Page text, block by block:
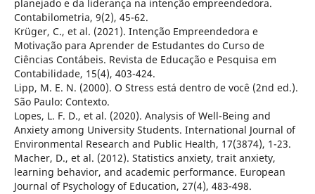
planejado e da liderança na intenção empreendedora.
Contabilometria, 9(2), 45-62.
Krüger, C., et al. (2021). Intenção Empreendedora e
Motivação para Aprender de Estudantes do Curso de
Ciências Contábeis. Revista de Educação e Pesquisa em
Contabilidade, 15(4), 403-424.
Lipp, M. E. N. (2000). O Stress está dentro de você (2nd ed.).
São Paulo: Contexto.
Lopes, L. F. D., et al. (2020). Analysis of Well-Being and
Anxiety among University Students. International Journal of
Environmental Research and Public Health, 17(3874), 1-23.
Macher, D., et al. (2012). Statistics anxiety, trait anxiety,
learning behavior, and academic performance. European
Journal of Psychology of Education, 27(4), 483-498.